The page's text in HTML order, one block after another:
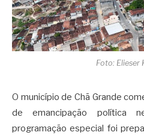
Foto: Elieser
O município de Chã Grande
de emancipação política
programação especial foi